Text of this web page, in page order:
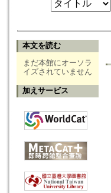
本文を読む
まだ本館にオーソラ
イズされていません
加えサービス